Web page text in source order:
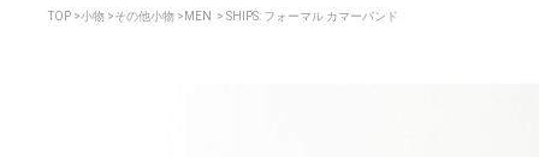
TOP >小物 >その他小物 > MEN > SHIPS: フォーマル カマーバンド